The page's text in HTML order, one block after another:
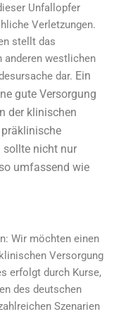
Unfallopfer
Verletzungen.
stellt das
anderen westlichen
dar. Ein
gute Versorgung
der klinischen
sollte nicht nur
umfassend wie
Wir möchten einen
Versorgung
erfolgt durch Kurse,
des deutschen
Szenarien